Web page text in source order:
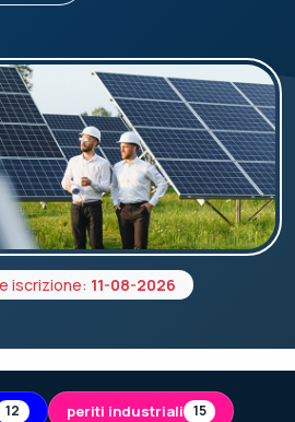
iscrizione: 11-08-2026
12 periti industriali 15